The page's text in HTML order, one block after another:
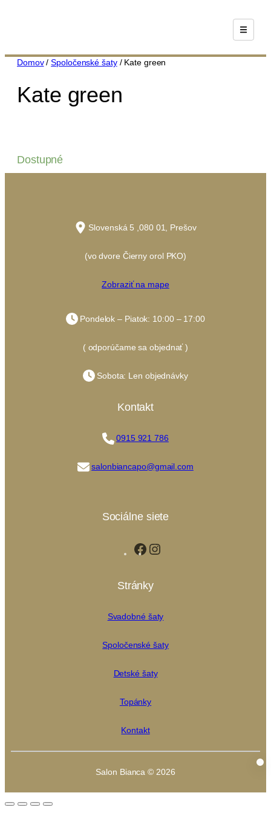
Domov/Spoločenské šaty/ Kate green
Kate green
Dostupné
Slovenská 5 ,080 01, Prešov
(vo dvore Čierny orol PKO)
Zobraziť na mape
Pondelok – Piatok: 10:00 – 17:00
( odporúčame sa objednať )
Sobota: Len objednávky
Kontakt
0915 921 786
salonbiancapo@gmail.com
Sociálne siete
Facebook
Stránky
Svadobné šaty
Spoločenské šaty
Detské šaty
Topánky
Kontakt
Salon Bianca © 2026